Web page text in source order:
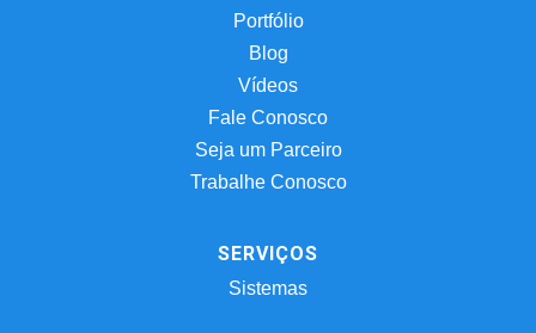
Portfólio
Blog
Vídeos
Fale Conosco
Seja um Parceiro
Trabalhe Conosco
SERVIÇOS
Sistemas